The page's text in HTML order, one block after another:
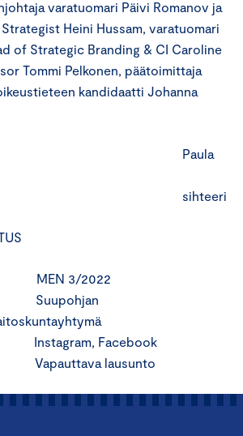
varatuomari Päivi Romanov ja
Heini Hussam, varatuomari
of Strategic Branding & CI Caroline
Tommi Pelkonen, päätoimittaja
kandidaatti Johanna
Paula
sihteeri
MEN 3/2022
Suupohjan
Instagram, Facebook
Vapauttava lausunto